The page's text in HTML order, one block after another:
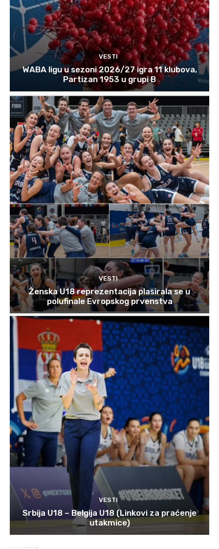
VESTI
WABA ligu u sezoni 2026/27 igra 11 klubova,
Partizan 1953 u grupi B
VESTI
Ženska U18 reprezentacija plasirala se u
polufinale Evropskog prvenstva
VESTI
Srbija U18 – Belgija U18 (Linkovi za praćenje
utakmice)